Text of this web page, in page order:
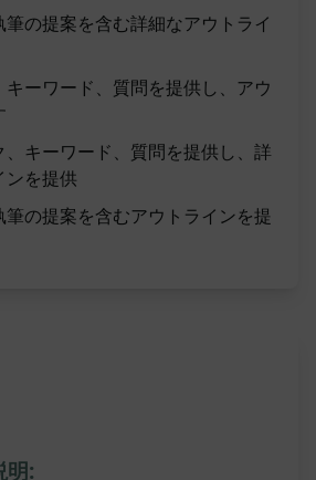
筆の提案を含む詳細なアウトライ
ーワード、質問を提供し、アウ
、キーワード、質問を提供し、詳
ンを提供
筆の提案を含むアウトラインを提
明: